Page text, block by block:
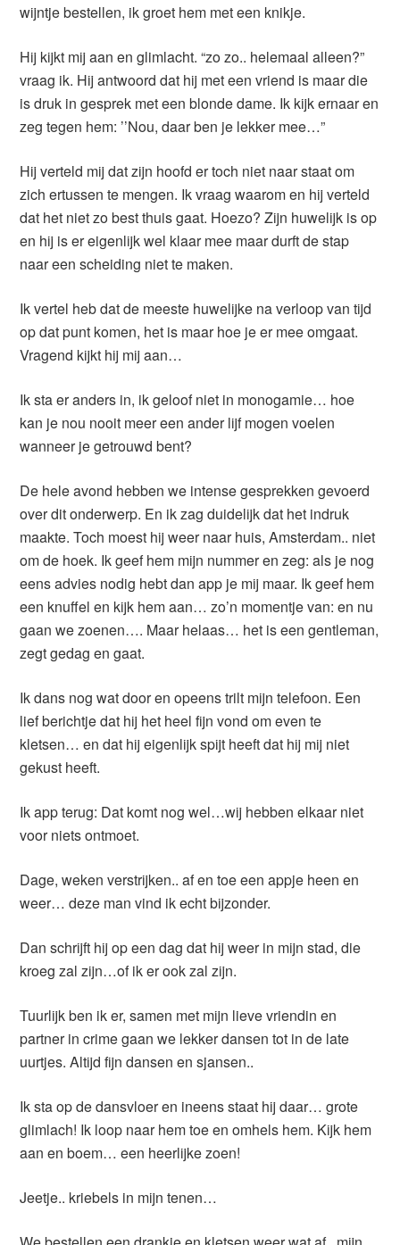
wijntje bestellen, ik groet hem met een knikje.
Hij kijkt mij aan en glimlacht. “zo zo.. helemaal alleen?”
vraag ik. Hij antwoord dat hij met een vriend is maar die
is druk in gesprek met een blonde dame. Ik kijk ernaar en
zeg tegen hem: ’’Nou, daar ben je lekker mee…”
Hij verteld mij dat zijn hoofd er toch niet naar staat om
zich ertussen te mengen. Ik vraag waarom en hij verteld
dat het niet zo best thuis gaat. Hoezo? Zijn huwelijk is op
en hij is er eigenlijk wel klaar mee maar durft de stap
naar een scheiding niet te maken.
Ik vertel heb dat de meeste huwelijke na verloop van tijd
op dat punt komen, het is maar hoe je er mee omgaat.
Vragend kijkt hij mij aan…
Ik sta er anders in, ik geloof niet in monogamie… hoe
kan je nou nooit meer een ander lijf mogen voelen
wanneer je getrouwd bent?
De hele avond hebben we intense gesprekken gevoerd
over dit onderwerp. En ik zag duidelijk dat het indruk
maakte. Toch moest hij weer naar huis, Amsterdam.. niet
om de hoek. Ik geef hem mijn nummer en zeg: als je nog
eens advies nodig hebt dan app je mij maar. Ik geef hem
een knuffel en kijk hem aan… zo’n momentje van: en nu
gaan we zoenen…. Maar helaas… het is een gentleman,
zegt gedag en gaat.
Ik dans nog wat door en opeens trilt mijn telefoon. Een
lief berichtje dat hij het heel fijn vond om even te
kletsen… en dat hij eigenlijk spijt heeft dat hij mij niet
gekust heeft.
Ik app terug: Dat komt nog wel…wij hebben elkaar niet
voor niets ontmoet.
Dage, weken verstrijken.. af en toe een appje heen en
weer… deze man vind ik echt bijzonder.
Dan schrijft hij op een dag dat hij weer in mijn stad, die
kroeg zal zijn…of ik er ook zal zijn.
Tuurlijk ben ik er, samen met mijn lieve vriendin en
partner in crime gaan we lekker dansen tot in de late
uurtjes. Altijd fijn dansen en sjansen..
Ik sta op de dansvloer en ineens staat hij daar… grote
glimlach! Ik loop naar hem toe en omhels hem. Kijk hem
aan en boem… een heerlijke zoen!
Jeetje.. kriebels in mijn tenen…